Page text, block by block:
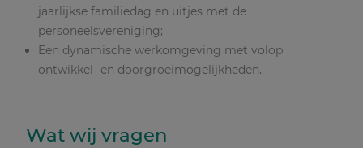
jaarlijkse familiedag en uitjes met de
personeelsvereniging;
Een dynamische werkomgeving met volop
ontwikkel- en doorgroeimogelijkheden.
Wat wij vragen